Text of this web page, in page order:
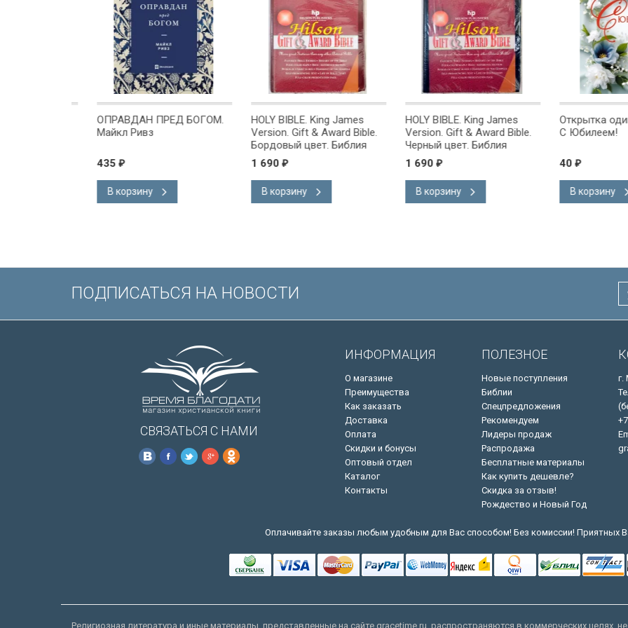
ОПРАВДАН ПРЕД БОГОМ.
Майкл Ривз
435₽
В корзину
HOLY BIBLE. King James
Version. Gift & Award Bible.
Бордовый цвет. Библия
Короля Иакова на
английском языке.
Словарь, карты, закладка,
подарочная вкладка, слова
1 690₽
В корзину
HOLY BIBLE. King James
Version. Gift & Award Bible.
Черный цвет. Библия
Короля Иакова на
английском языке.
Словарь, карты, закладка,
подарочная вкладка, слова
1 690₽
В корзину
Открытка
С Юбилеем!
₽
В корзину
ПОДПИСАТЬСЯ НА НОВОСТИ
СВЯЗАТЬСЯ С НАМИ
ИНФОРМАЦИЯ
О магазине
Преимущества
Как заказать
Доставка
Оплата
Скидки и бонусы
Оптовый отдел
Каталог
Контакты
ПОЛЕЗНОЕ
Новые поступления
Библии
Спецпредложения
Рекомендуем
Лидеры продаж
Распродажа
Бесплатные материалы
Как купить дешевле?
Скидка за отзыв!
Рождество и Новый Год
г.
Оплачивайте заказы любым удобным для Вас способом! Без комиссии! Приятных
Религиозная литература и иные материалы, представленные на сайте gracetime.ru, распространяются в коммерческих целях,